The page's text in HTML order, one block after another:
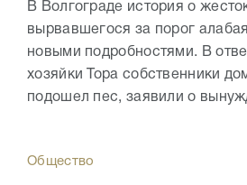
В Волгограде история о
вырвавшегося за порог
новыми подробностями. В
хозяйки Тора собственники
подошел пес, заявили о
Общество